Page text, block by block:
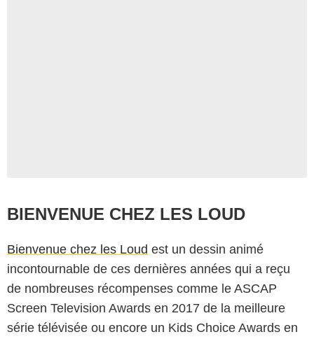
BIENVENUE CHEZ LES LOUD
Bienvenue chez les Loud est un dessin animé
incontournable de ces dernières années qui a reçu
de nombreuses récompenses comme le ASCAP
Screen Television Awards en 2017 de la meilleure
série télévisée ou encore un Kids Choice Awards en